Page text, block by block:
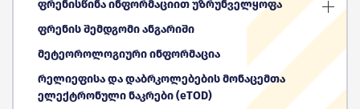
ფრენისწინა ინფორმაციით უზრუნველყოფა
ფრენის შემდგომი ანგარიში
მეტეოროლოგიური ინფორმაცია
რელიეფისა და დაბრკოლებების მონაცემთა
ელექტრონული ნაკრები (eTOD)